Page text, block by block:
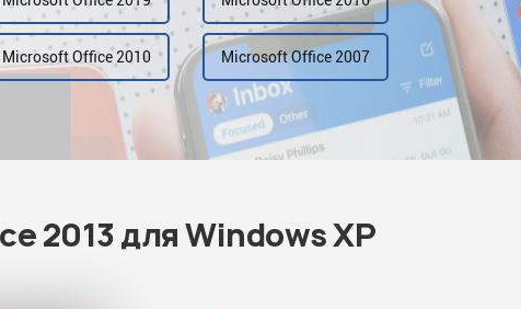
Microsoft Office 2010 Microsoft Office 2007
2013 для Windows XP